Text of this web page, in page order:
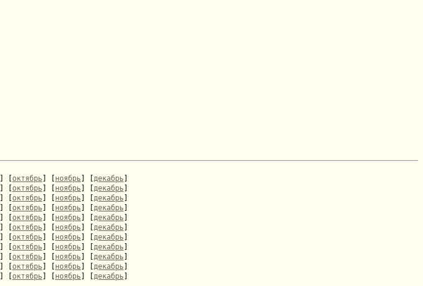
] [октябрь] [ноябрь] [декабрь]
] [октябрь] [ноябрь] [декабрь]
] [октябрь] [ноябрь] [декабрь]
] [октябрь] [ноябрь] [декабрь]
] [октябрь] [ноябрь] [декабрь]
] [октябрь] [ноябрь] [декабрь]
] [октябрь] [ноябрь] [декабрь]
] [октябрь] [ноябрь] [декабрь]
] [октябрь] [ноябрь] [декабрь]
] [октябрь] [ноябрь] [декабрь]
] [октябрь] [ноябрь] [декабрь]